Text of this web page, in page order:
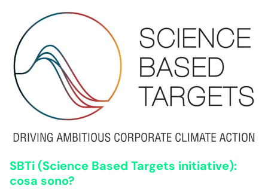
SBTi (Science Based Targets initiative):
cosa sono?